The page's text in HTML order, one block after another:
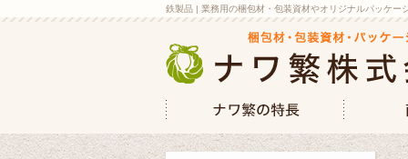
鉄製品 | 業務用の梱包材・包装資材やオリジナルパッケー